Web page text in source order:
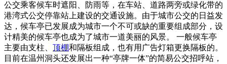
公交乘客候车时遮阳、防雨等，在车站、道路两旁或绿化带的
港湾式公交停靠站上建设的交通设施。由于城市公交的日益发
达，候车亭已发展成为城市一个不可或缺的重要组成部分，设
计精美的候车亭也成为了城市一道美丽的风景。 一般候车亭
主要由支柱、 顶棚和隔板组成，也有用广告灯箱更换隔板的。
目前在温州洞头还发展出一种“亭牌一体”的简易公交招呼站，